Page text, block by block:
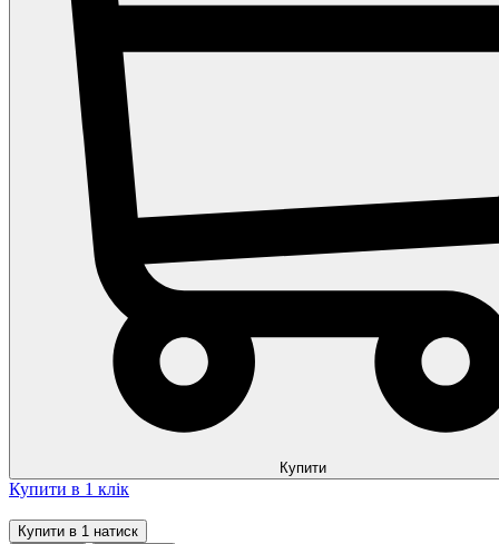
Купити
Купити в 1 клік
Купити в 1 натиск